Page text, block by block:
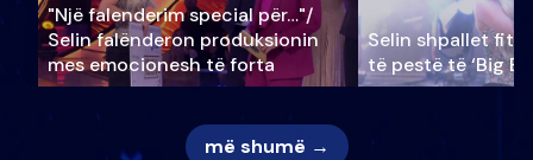
"Një falenderim special për…"/
Selin falënderon produksionin
mes emocionesh të forta
Selin shpallet
të pestë të ‘Big
më shumë →